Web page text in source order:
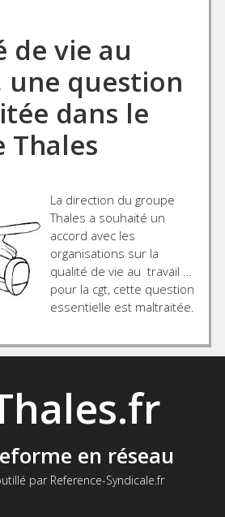
de vie au
question
dans le
Thales
La direction du groupe
Thales a souhaité un
accord avec les
organisations sur la
qualité de vie au travail …
pour la cgt, cette question
essentielle est maltraitée.
en réseau
par Reference-Syndicale.fr